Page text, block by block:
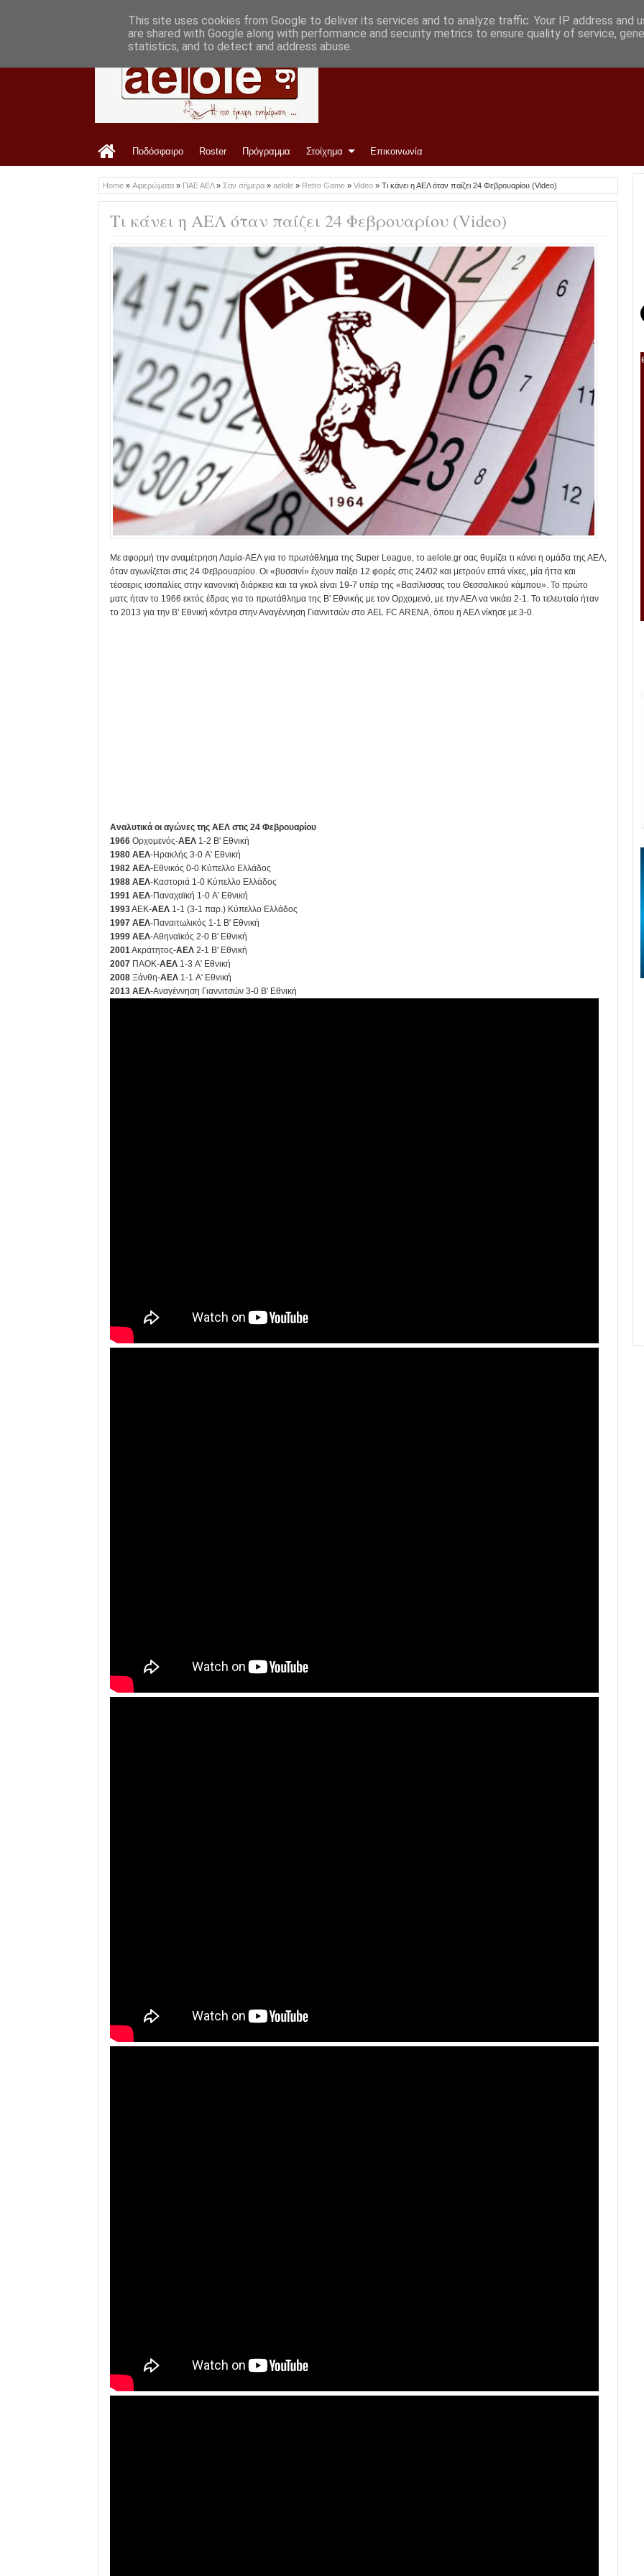
Ποδόσφαιρο Roster Πρόγραμμα Στοίχημα Επικοινωνία
Home » Αφιερώματα » ΠΑΕ ΑΕΛ» Σαν σήμερα » aelole » Retro Game » Video » Τι κάνει η ΑΕΛ όταν παίζει 24 Φεβρουαρίου (Video)
Τι κάνει η ΑΕΛ όταν παίζει 24 Φεβρουαρίου (Video)
Με αφορμή την αναμέτρηση Λαμία-ΑΕΛ για το πρωτάθλημα της Super League, το aelole.gr σας θυμίζει τι κάνει η ομάδα της ΑΕΛ,
όταν αγωνίζεται στις 24 Φεβρουαρίου. Οι «βυσσινί» έχουν παίξει 12 φορές στις 24/02 και μετρούν επτά νίκες, μία ήττα και
τέσσερις ισοπαλίες στην κανονική διάρκεια και τα γκολ είναι 19-7 υπέρ της «Βασίλισσας του Θεσσαλικού κάμπου». Το πρώτο
ματς ήταν το 1966 εκτός έδρας για το πρωτάθλημα της Β' Εθνικής με τον Ορχομενό, με την ΑΕΛ να νικάει 2-1. Το τελευταίο ήταν
το 2013 για την Β' Εθνική κόντρα στην Αναγέννηση Γιαννιτσών στο AEL FC ARENA, όπου η ΑΕΛ νίκησε με 3-0.
Αναλυτικά οι αγώνες της ΑΕΛ στις 24 Φεβρουαρίου
1966 Ορχομενός-ΑΕΛ 1-2 Β' Εθνική
1980 ΑΕΛ-Ηρακλής 3-0 Α' Εθνική
1982 ΑΕΛ-Εθνικός 0-0 Κύπελλο Ελλάδος
1988 ΑΕΛ-Καστοριά 1-0 Κύπελλο Ελλάδος
1991 ΑΕΛ-Παναχαϊκή 1-0 Α' Εθνική
1993ΑΕΚ-ΑΕΛ 1-1 (3-1 παρ.) Κύπελλο Ελλάδος
1997 ΑΕΛ-Παναιτωλικός 1-1 Β' Εθνική
1999 ΑΕΛ-Αθηναϊκός 2-0 Β' Εθνική
2001Ακράτητος-ΑΕΛ 2-1 Β' Εθνική
2007 ΠΑΟΚ-ΑΕΛ 1-3 Α' Εθνική
2008 Ξάνθη-ΑΕΛ 1-1 Α' Εθνική
2013 ΑΕΛ-Αναγέννηση Γιαννιτσών 3-0 Β' Εθνική
This site uses cookies from Google to deliver its services and to analyze traffic. Your IP address and
are shared with Google along with performance and security metrics to ensure quality of service,
statistics, and to detect and address abuse.